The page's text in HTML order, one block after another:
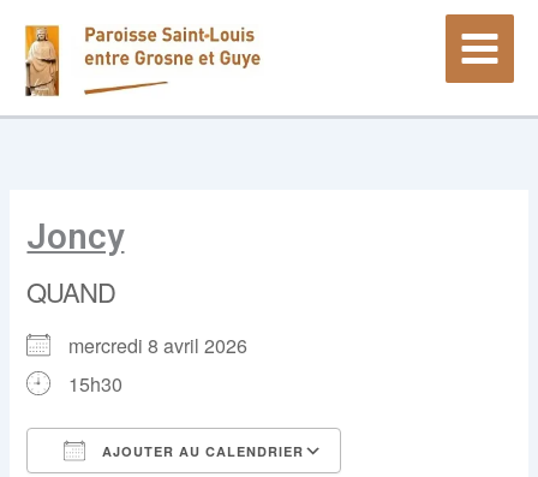
contenu
Joncy
QUAND
mercredi 8 avril 2026
15h30
AJOUTER AU CALENDRIER